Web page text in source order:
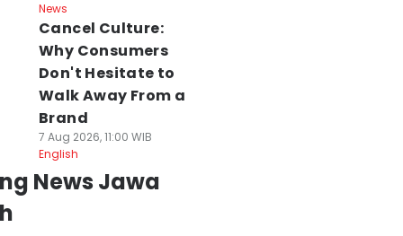
News
Cancel Culture:
Why Consumers
Don't Hesitate to
Walk Away From a
Brand
7 Aug 2026, 11:00 WIB
English
News Jawa